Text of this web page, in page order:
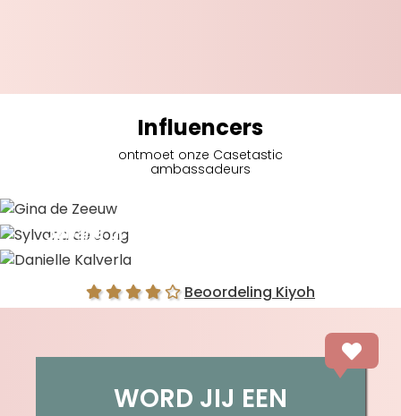
Influencers
ontmoet onze Casetastic
ambassadeurs
Sylvana de Jong
Beoordeling Kiyoh
WORD JIJ EEN